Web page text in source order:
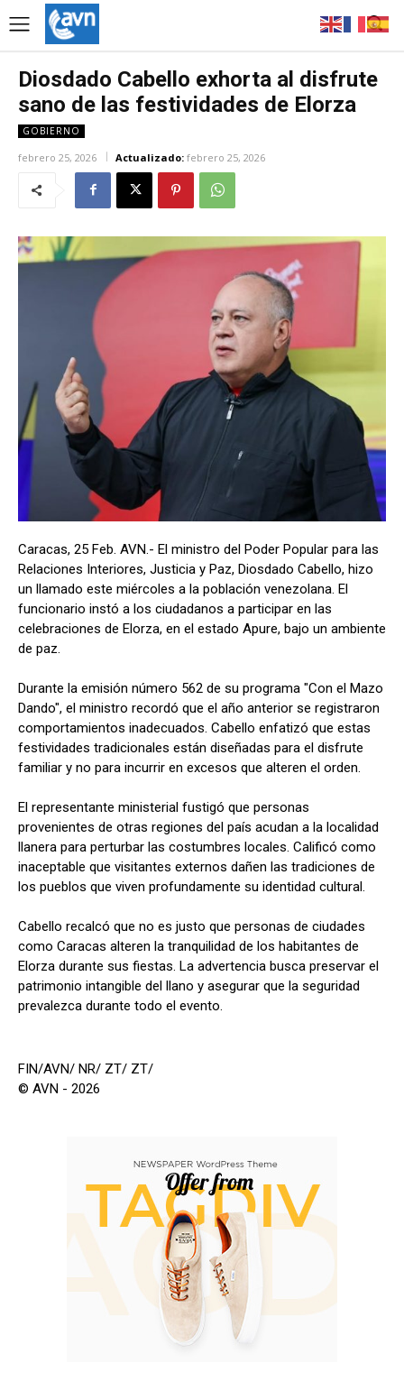
Diosdado Cabello exhorta al disfrute
sano de las festividades de Elorza
GOBIERNO
febrero 25, 2026 Actualizado: febrero 25, 2026
Caracas, 25 Feb. AVN.- El ministro del Poder Popular para las
Relaciones Interiores, Justicia y Paz, Diosdado Cabello, hizo
un llamado este miércoles a la población venezolana. El
funcionario instó a los ciudadanos a participar en las
celebraciones de Elorza, en el estado Apure, bajo un ambiente
de paz.
Durante la emisión número 562 de su programa "Con el Mazo
Dando", el ministro recordó que el año anterior se registraron
comportamientos inadecuados. Cabello enfatizó que estas
festividades tradicionales están diseñadas para el disfrute
familiar y no para incurrir en excesos que alteren el orden.
El representante ministerial fustigó que personas
provenientes de otras regiones del país acudan a la localidad
llanera para perturbar las costumbres locales. Calificó como
inaceptable que visitantes externos dañen las tradiciones de
los pueblos que viven profundamente su identidad cultural.
Cabello recalcó que no es justo que personas de ciudades
como Caracas alteren la tranquilidad de los habitantes de
Elorza durante sus fiestas. La advertencia busca preservar el
patrimonio intangible del llano y asegurar que la seguridad
prevalezca durante todo el evento.
FIN/AVN/ NR/ ZT/ ZT/
© AVN - 2026